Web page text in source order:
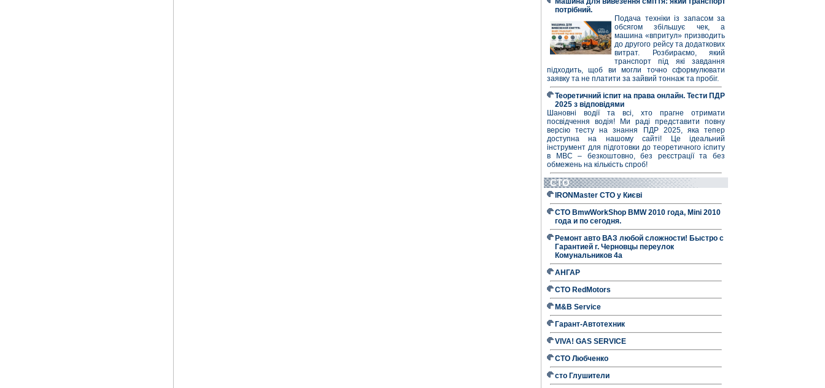
потрібний.
Подача техніки із запасом за
обсягом збільшує чек, а
машина «впритул» призводить
до другого рейсу та додаткових
витрат. Розбираємо, який
транспорт під які завдання
підходить, щоб ви могли точно сформулювати
заявку та не платити за зайвий тоннаж та пробіг.
Теоретичний іспит на права онлайн. Тести ПДР
2025 з відповідями
Шановні водії та всі, хто прагне отримати
посвідчення водія! Ми раді представити повну
версію тесту на знання ПДР 2025, яка тепер
доступна на нашому сайті! Це ідеальний
інструмент для підготовки до теоретичного іспиту
в МВС – безкоштовно, без реєстрації та без
обмежень на кількість спроб!
СТО
IRONMaster СТО у Києві
СТО BmwWorkShop BMW 2010 года, Mini 2010
года и по сегодня.
Ремонт авто ВАЗ любой сложности! Быстро с
Гарантией г. Черновцы переулок
Комунальников 4а
АНГАР
СТО RedMotors
M&B Service
Гарант-Автотехник
VIVA! GAS SERVICE
СТО Любченко
сто Глушители